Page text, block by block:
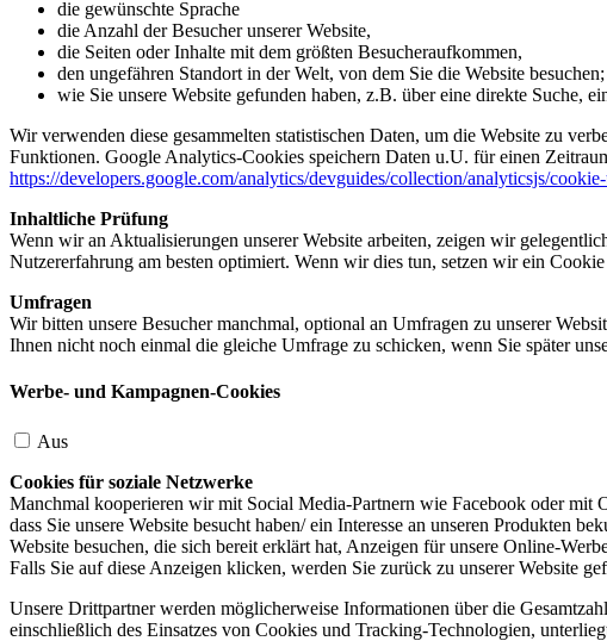
die gewünschte Sprache
die Anzahl der Besucher unserer Website,
die Seiten oder Inhalte mit dem größten Besucheraufkommen,
den ungefähren Standort in der Welt, von dem Sie die Website
wie Sie unsere Website gefunden haben, z.B. über eine direkte Suche,
Wir verwenden diese gesammelten statistischen Daten, um die Website zu
Funktionen. Google Analytics-Cookies speichern Daten u.U. für einen
https://developers.google.com/analytics/devguides/collection/analyticsjs/cookie-
Inhaltliche Prüfung
Wenn wir an Aktualisierungen unserer Website arbeiten, zeigen wir
Nutzererfahrung am besten optimiert. Wenn wir dies tun, setzen wir ein
Umfragen
Wir bitten unsere Besucher manchmal, optional an Umfragen zu unserer
Ihnen nicht noch einmal die gleiche Umfrage zu schicken, wenn Sie später
Werbe- und Kampagnen-Cookies
Aus
Cookies für soziale Netzwerke
Manchmal kooperieren wir mit Social Media-Partnern wie Facebook oder mit
dass Sie unsere Website besucht haben/ ein Interesse an unseren Produkten
Website besuchen, die sich bereit erklärt hat, Anzeigen für unsere Online-
Falls Sie auf diese Anzeigen klicken, werden Sie zurück zu unserer Website
Unsere Drittpartner werden möglicherweise Informationen über die
einschließlich des Einsatzes von Cookies und Tracking-Technologien,